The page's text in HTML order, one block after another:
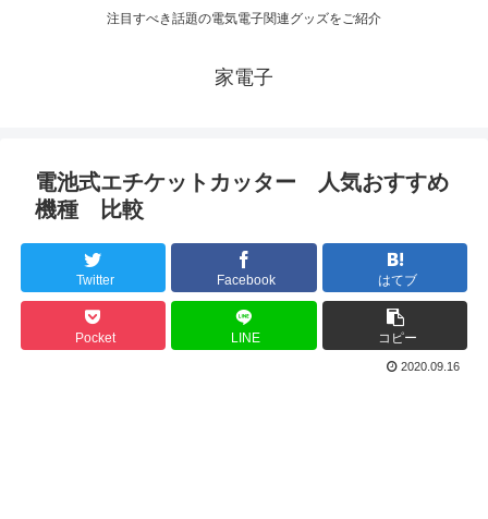
注目すべき話題の電気電子関連グッズをご紹介
家電子
電池式エチケットカッター 人気おすすめ
機種 比較
Twitter Facebook はてブ
Pocket LINE コピー
2020.09.16